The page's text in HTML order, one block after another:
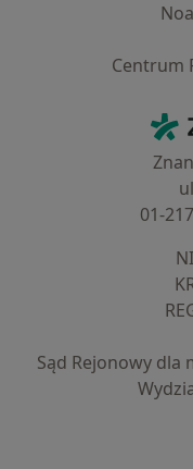
Centrum
01-
Sąd Rejonowy dla